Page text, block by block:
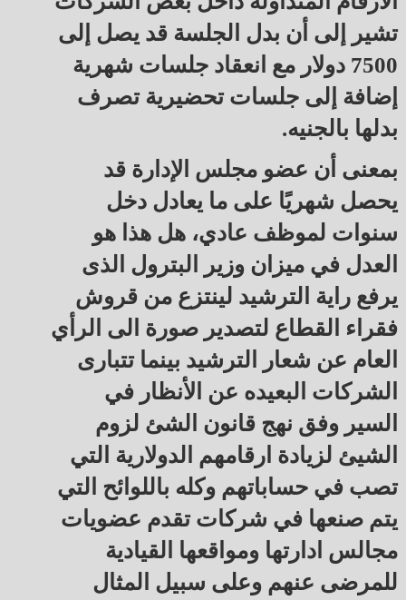
تشير إلى أن بدل الجلسة قد يصل إلى
7500 دولار مع انعقاد جلسات شهرية
إضافة إلى جلسات تحضيرية تصرف
بدلها بالجنيه.
بمعنى أن عضو مجلس الإدارة قد
يحصل شهريًا على ما يعادل دخل
سنوات لموظف عادي، هل هذا هو
العدل في ميزان وزير البترول الذى
يرفع راية الترشيد لينتزع من قروش
فقراء القطاع لتصدير صورة الى الرأي
العام عن شعار الترشيد بينما تتبارى
الشركات البعيده عن الأنظار في
السير وفق نهج قانون الشئ لزوم
الشيئ لزيادة ارقامهم الدولارية التي
تصب في حساباتهم وكله باللوائح التي
يتم صنعها في شركات تقدم عضويات
مجالس ادارتها ومواقعها القيادية
للمرضى عنهم وعلى سبيل المثال